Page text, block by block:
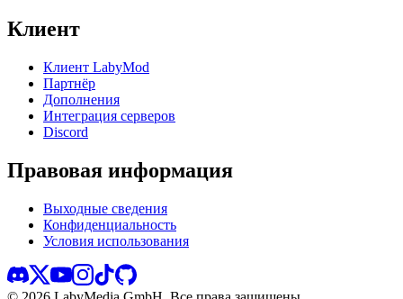
Клиент
Клиент LabyMod
Партнёр
Дополнения
Интеграция серверов
Discord
Правовая информация
Выходные сведения
Конфиденциальность
Условия использования